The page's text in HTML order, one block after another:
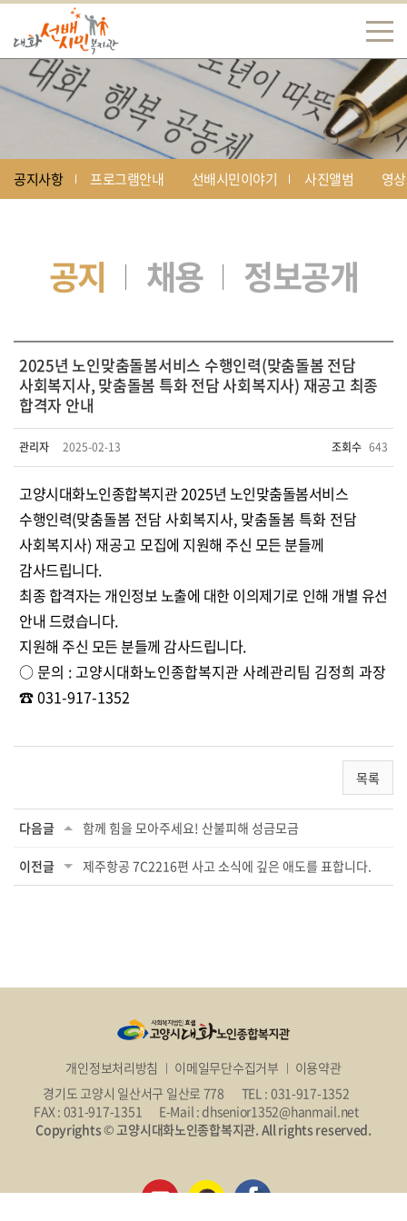
공지사항 프로그램안내 선배시민이야기 사진앨범 영
공지 채용 정보공개
2025년 노인맞춤돌봄서비스 수행인력(맞춤돌봄 전담
사회복지사, 맞춤돌봄 특화 전담 사회복지사) 재공고 최종
합격자 안내
관리자 2025-02-13 조회수 643
고양시대화노인종합복지관2025년 노인맞춤돌봄서비스
수행인력(맞춤돌봄 전담 사회복지사, 맞춤돌봄 특화 전담
사회복지사) 재공고 모집에 지원해 주신 모든 분들께
감사드립니다.
최종 합격자는 개인정보 노출에 대한 이의제기로 인해 개별 유선
안내 드렸습니다.
지원해 주신 모든 분들께 감사드립니다.
○문의 : 고양시대화노인종합복지관 사례관리팀 김정희 과장
☎031-917-1352
목록
다음글 함께 힘을 모아주세요! 산불피해 성금모금
이전글 제주항공 7C2216편 사고 소식에 깊은 애도를 표합니다.
개인정보처리방침 이메일무단수집거부
이용약관
경기도 고양시 일산서구 일산로 778
TEL : 031-917-1352
FAX : 031-917-1351
E-Mail : dhsenior1352@hanmail.net
Copyrights © 고양시대화노인종합복지관. All rights reserved.